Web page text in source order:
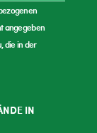
angegeben
die in der
IN